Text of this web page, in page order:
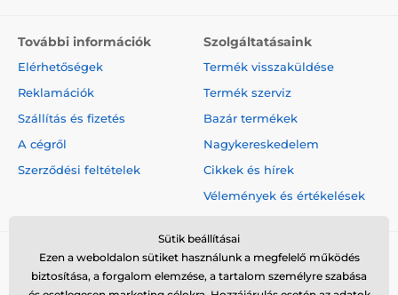
További információk
Elérhetőségek
Reklamációk
Szállítás és fizetés
A cégről
Szerződési feltételek
Szolgáltatásaink
Termék visszaküldése
Termék szerviz
Bazár termékek
Nagykereskedelem
Cikkek és hírek
Vélemények és értékelések
Sütik beállításai
Ezen a weboldalon sütiket használunk a megfelelő működés
biztosítása, a forgalom elemzése, a tartalom személyre szabása